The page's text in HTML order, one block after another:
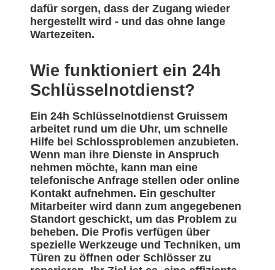
dafür sorgen, dass der Zugang wieder
hergestellt wird - und das ohne lange
Wartezeiten.
Wie funktioniert ein 24h
Schlüsselnotdienst?
Ein 24h Schlüsselnotdienst Gruissem
arbeitet rund um die Uhr, um schnelle
Hilfe bei Schlossproblemen anzubieten.
Wenn man ihre Dienste in Anspruch
nehmen möchte, kann man eine
telefonische Anfrage stellen oder online
Kontakt aufnehmen. Ein geschulter
Mitarbeiter wird dann zum angegebenen
Standort geschickt, um das Problem zu
beheben. Die Profis verfügen über
spezielle Werkzeuge und Techniken, um
Türen zu öffnen oder Schlösser zu